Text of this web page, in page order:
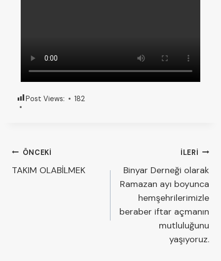
Post Views: 182
ÖNCEKI
TAKIM OLABİLMEK
İLERI
Binyar Derneği olarak
Ramazan ayı boyunca
hemşehrilerimizle
beraber iftar açmanın
mutluluğunu
yaşıyoruz.